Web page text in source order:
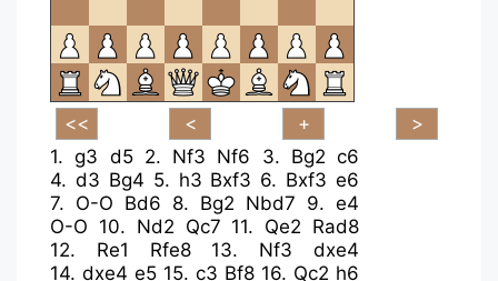
1.g3 d5 2. Nf3 Nf6 3. Bg2 c6
4. d3 Bg4 5. h3 Bxf3 6. Bxf3 e6
7. O-O Bd6 8. Bg2 Nbd7 9. e4
O-O 10. Nd2 Qc7 11. Qe2 Rad8
12. Re1 Rfe8 13. Nf3
dxe4
14. dxe4 e5 15. c3 Bf8 16. Qc2 h6